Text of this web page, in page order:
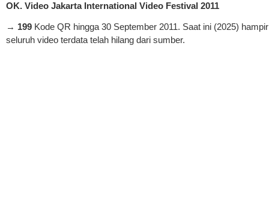
OK. Video Jakarta International Video Festival 2011
→ 199 Kode QR hingga 30 September 2011. Saat ini (2025) hampir
seluruh video terdata telah hilang dari sumber.